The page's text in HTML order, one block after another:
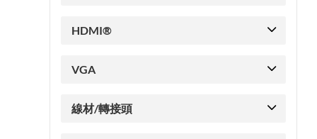
HDMI®
VGA
線材/轉接頭